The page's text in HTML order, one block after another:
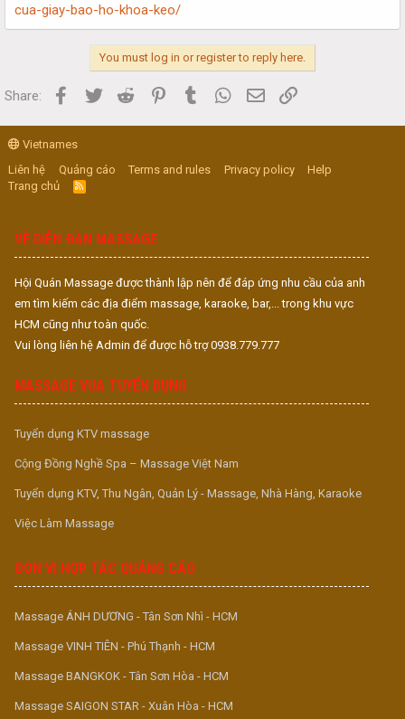
cua-giay-bao-ho-khoa-keo/
You must log in or register to reply here.
Share: Facebook
Twitter Reddit PinterestTumblr WhatsApp
Email
Vietnames
Liên hệ
Quảng cáo Terms and rules Privacy policy
Help
Trang chủ
R
S
VỀ DIỄN ĐÀN MASSAGE
Hội Quán Massage được thành lập nên để đáp ứng nhu cầu của anh
em tìm kiếm các địa điểm massage, karaoke, bar,... trong khu vực
HCM cũng như toàn quốc.
Vui lòng liên hệ Admin để được hỗ trợ 0938.779.777
MASSAGE VUA TUYỂN DỤNG
Tuyển dụng KTV massage
Cộng Đồng Nghề Spa – Massage Việt Nam
Tuyển dụng KTV, Thu Ngân, Quản Lý - Massage, Nhà Hàng, Karaoke
Việc Làm Massage
ĐƠN VỊ HỢP TÁC QUẢNG CÁO
Massage ÁNH DƯƠNG - Tân Sơn Nhì - HCM
Massage VINH TIÊN - Phú Thạnh - HCM
Massage BANGKOK - Tân Sơn Hòa - HCM
Massage SAIGON STAR - Xuân Hòa - HCM